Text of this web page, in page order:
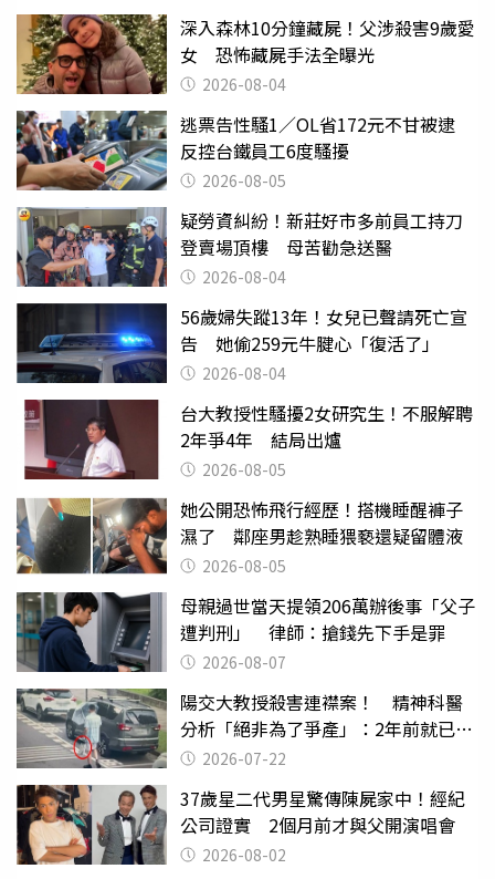
深入森林10分鐘藏屍！父涉殺害9歲愛
女 恐怖藏屍手法全曝光
2026-08-04
逃票告性騷1／OL省172元不甘被逮
反控台鐵員工6度騷擾
2026-08-05
疑勞資糾紛！新莊好市多前員工持刀
登賣場頂樓 母苦勸急送醫
2026-08-04
56歲婦失蹤13年！女兒已聲請死亡宣
告 她偷259元牛腱心「復活了」
2026-08-04
台大教授性騷擾2女研究生！不服解聘
2年爭4年 結局出爐
2026-08-05
她公開恐怖飛行經歷！搭機睡醒褲子
濕了 鄰座男趁熟睡猥褻還疑留體液
2026-08-05
母親過世當天提領206萬辦後事「父子
遭判刑」 律師：搶錢先下手是罪
2026-08-07
陽交大教授殺害連襟案！ 精神科醫
分析「絕非為了爭產」：2年前就已言
行詭異
2026-07-22
37歲星二代男星驚傳陳屍家中！經紀
公司證實 2個月前才與父開演唱會
2026-08-02